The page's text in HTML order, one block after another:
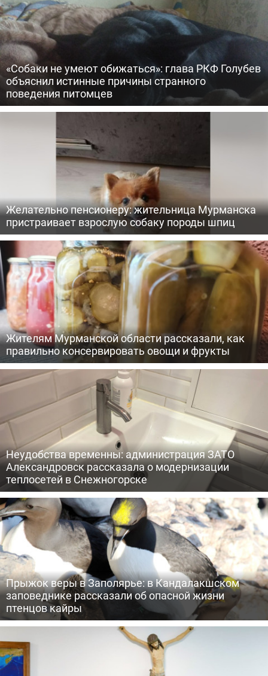
«Собаки не умеют обижаться»: глава РКФ Голубев
объяснил истинные причины странного
поведения питомцев
Желательно пенсионеру: жительница Мурманска
пристраивает взрослую собаку породы шпиц
Жителям Мурманской области рассказали, как
правильно консервировать овощи и фрукты
Неудобства временны: администрация ЗАТО
Александровск рассказала о модернизации
теплосетей в Снежногорске
Прыжок веры в Заполярье: в Кандалакшском
заповеднике рассказали об опасной жизни
птенцов кайры